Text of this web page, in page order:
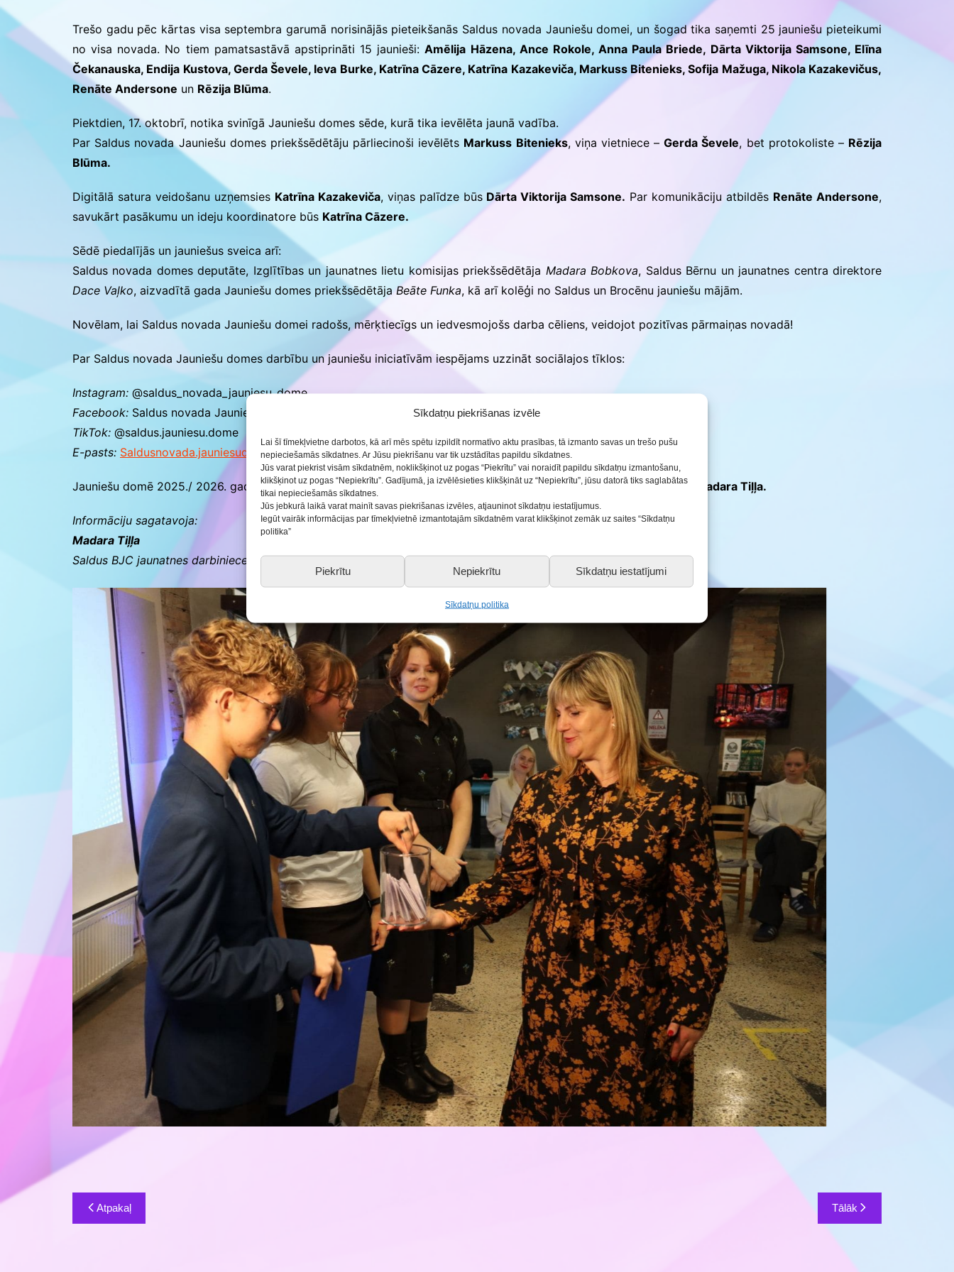
Sīkdatņu piekrišanas izvēle
Lai šī tīmekļvietne darbotos, kā arī mēs spētu izpildīt normatīvo aktu prasības, tā izmanto savas un trešo pušu
nepieciešamās sīkdatnes. Ar Jūsu piekrišanu var tik uzstādītas papildu sīkdatnes.
Jūs varat piekrist visām sīkdatnēm, noklikšķinot uz pogas “Piekrītu” vai noraidīt papildu sīkdatņu izmantošanu,
klikšķinot uz pogas “Nepiekrītu”. Gadījumā, ja izvēlēsieties klikšķināt uz “Nepiekrītu”, jūsu datorā tiks saglabātas
tikai nepieciešamās sīkdatnes.
Jūs jebkurā laikā varat mainīt savas piekrišanas izvēles, atjauninot sīkdatņu iestatījumus.
Iegūt vairāk informācijas par tīmekļvietnē izmantotajām sīkdatnēm varat klikšķinot zemāk uz saites “Sīkdatņu
politika”
Piekrītu Nepiekrītu Sīkdatņu iestatījumi
Sīkdatņu politika
realizācija pirmsskolās
Konkursu un pasākumu
Trešo gadu pēc kārtas visa septembra garumā norisinājās pieteikšanās Saldus novada Jauniešu domei, un šogad tika saņemti 25 jauniešu pieteikumi
no visa novada. No tiem pamatsastāvā apstiprināti 15 jaunieši:Amēlija Hāzena, Ance Rokole, Anna Paula Briede, Dārta Viktorija Samsone, Elīna
Čekanauska, Endija Kustova, Gerda Ševele, Ieva Burke, Katrīna Cāzere, Katrīna Kazakeviča, Markuss Bitenieks, Sofija Mažuga, Nikola Kazakevičus,
Renāte Andersone un Rēzija Blūma.
Piektdien, 17. oktobrī, notika svinīgā Jauniešu domes sēde, kurā tika ievēlēta jaunā vadība.
Par Saldus novada Jauniešu domes priekšsēdētāju pārliecinoši ievēlēts Markuss Bitenieks, viņa vietniece –Gerda Ševele, bet protokoliste – Rēzija
Blūma.
Digitālā satura veidošanu uzņemsies Katrīna Kazakeviča, viņas palīdze būs Dārta Viktorija Samsone. Par komunikāciju atbildēs Renāte Andersone,
savukārt pasākumu un ideju koordinatore būs Katrīna Cāzere.
Sēdē piedalījās un jauniešus sveica arī:
Saldus novada domes deputāte, Izglītības un jaunatnes lietu komisijas priekšsēdētāja Madara Bobkova, Saldus Bērnu un jaunatnes centra direktore
Dace Vaļko, aizvadītā gada Jauniešu domes priekšsēdētājaBeāte Funka, kā arī kolēģi no Saldus un Brocēnu jauniešu mājām.
Novēlam, lai Saldus novada Jauniešu domei radošs, mērķtiecīgs un iedvesmojošs darba cēliens, veidojot pozitīvas pārmaiņas novadā!
Par Saldus novada Jauniešu domes darbību un jauniešu iniciatīvām iespējams uzzināt sociālajos tīklos:
Instagram: @saldus_novada_jauniesu_dome
Facebook: Saldus novada Jauniešu dome
TikTok: @saldus.jauniesu.dome
E-pasts: Saldusnovada.jauniesudome1@gmail.com
Jauniešu domē 2025./ 2026. gadā darbosies 15 jaunieši, un tās darbību koordinēs Saldus BJC jaunatnes darbiniece Madara Tiļļa.
Informāciju sagatavoja:
Madara Tiļļa
Saldus BJC jaunatnes darbiniece
Ziņu
izvēlne
Atpakaļ Tālāk